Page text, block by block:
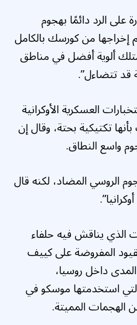
على الرد دائمًا بهجوم
من كورسك بالكامل
ألوية أفضل في مناطق
قد تتضاءل”.
العسكرية الأوكرانية
تكتيكية بحتة، وقال إن
واسع النطاق.
الروسي المضاد، لكنه قال
الذي يناقش فيه حلفاء
المفروضة على كييف
داخل روسيا،
استخدمتها موسكو في
الهجمات المميتة.